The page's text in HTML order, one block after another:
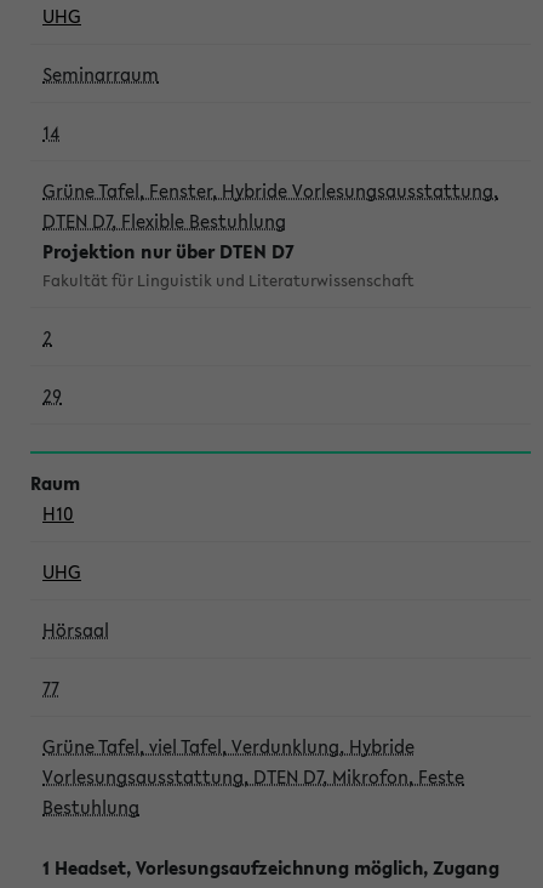
UHG
Seminarraum
14
Grüne Tafel, Fenster, Hybride Vorlesungsausstattung,
DTEN D7, Flexible Bestuhlung
Projektion nur über DTEN D7
Fakultät für Linguistik und Literaturwissenschaft
2
29
H10
UHG
Hörsaal
77
Grüne Tafel, viel Tafel, Verdunklung, Hybride
Vorlesungsausstattung, DTEN D7, Mikrofon, Feste
Bestuhlung
1 Headset, Vorlesungsaufzeichnung möglich, Zugang